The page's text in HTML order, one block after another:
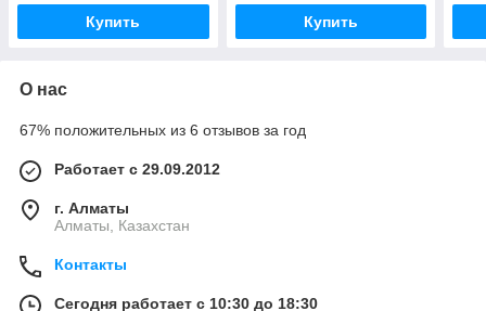
Купить Купить
О нас
67% положительных из 6 отзывов за год
Работает с 29.09.2012
г. Алматы
Алматы, Казахстан
Контакты
Сегодня работает с 10:30 до 18:30